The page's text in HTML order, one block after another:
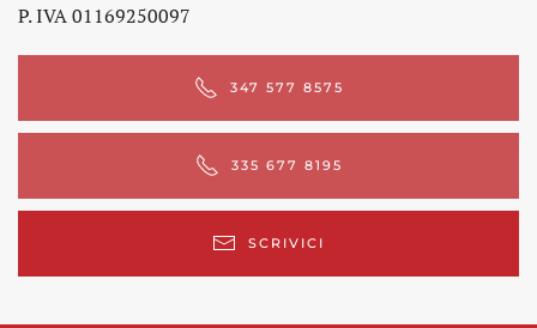
P. IVA 01169250097
347 577 8575
335 677 8195
SCRIVICI